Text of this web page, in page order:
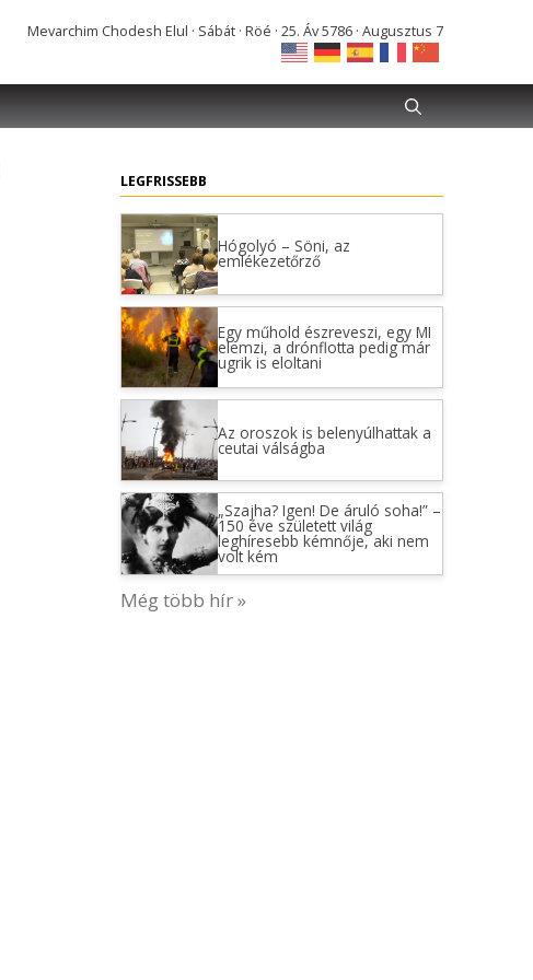
Mevarchim Chodesh Elul · Sábát · Röé · 25. Áv 5786 · Augusztus 7
LEGFRISSEBB
Hógolyó – Söni, az
emlékezetőrző
Egy műhold észreveszi, egy MI
elemzi, a drónflotta pedig már
ugrik is eloltani
Az oroszok is belenyúlhattak a
ceutai válságba
„Szajha? Igen! De áruló soha!” –
150 éve született világ
leghíresebb kémnője, aki nem
volt kém
Még több hír »